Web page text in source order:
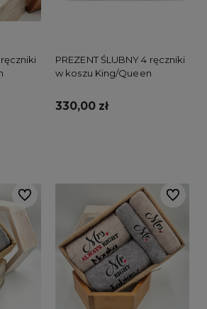
ręczniki
PREZENT ŚLUBNY 4 ręczniki
w koszu King/Queen
330,00 zł
Do ulubionych Do